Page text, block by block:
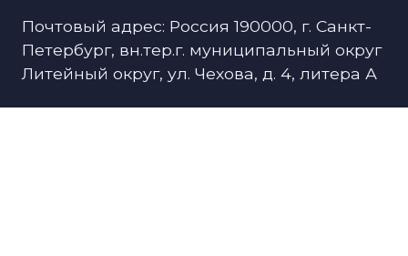
Почтовый адрес: Россия 190000, г. Санкт-
Петербург, вн.тер.г. муниципальный округ
Литейный округ, ул. Чехова, д. 4, литера А